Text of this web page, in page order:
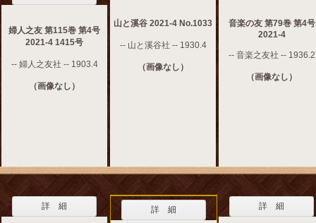
婦人之友 第115巻 第4号
2021-4 1415号
-- 婦人之友社 -- 1903.4
（画像なし）
山と溪谷 2021-4 No.1033
-- 山と溪谷社 -- 1930.4
（画像なし）
音楽の友 第79巻 第4号
2021-4
-- 音楽之友社 -- 1936.2
（画像なし）
詳 細 詳 細 詳 細